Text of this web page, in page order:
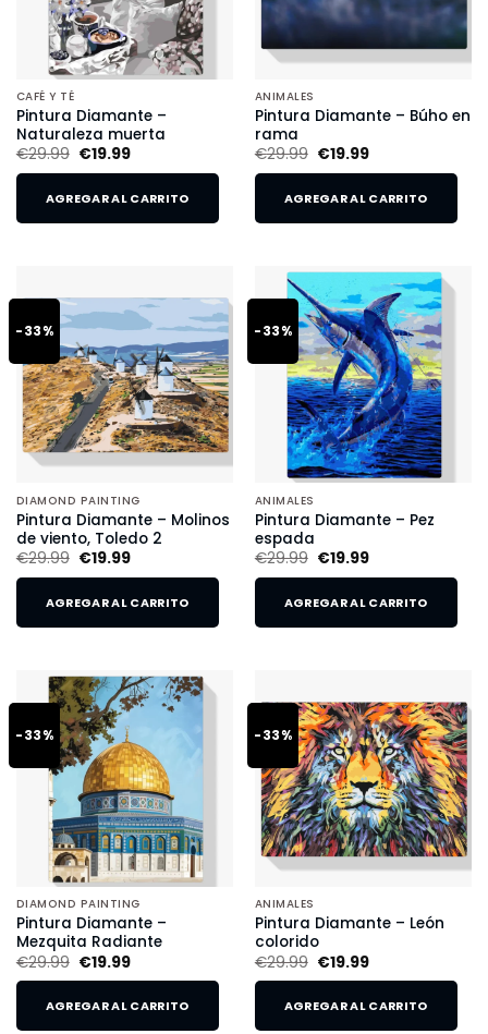
CAFÉ Y TÉ
Pintura Diamante –
Naturaleza muerta
€29.99 €19.99
AGREGAR AL CARRITO
ANIMALES
Pintura Diamante – Búho en
rama
€29.99 €19.99
AGREGAR AL CARRITO
-33%
DIAMOND PAINTING
Pintura Diamante – Molinos
de viento, Toledo 2
€29.99 €19.99
AGREGAR AL CARRITO
-33%
ANIMALES
Pintura Diamante – Pez
espada
€29.99 €19.99
AGREGAR AL CARRITO
-33%
DIAMOND PAINTING
Pintura Diamante –
Mezquita Radiante
€29.99 €19.99
AGREGAR AL CARRITO
-33%
ANIMALES
Pintura Diamante – León
colorido
€29.99 €19.99
AGREGAR AL CARRITO